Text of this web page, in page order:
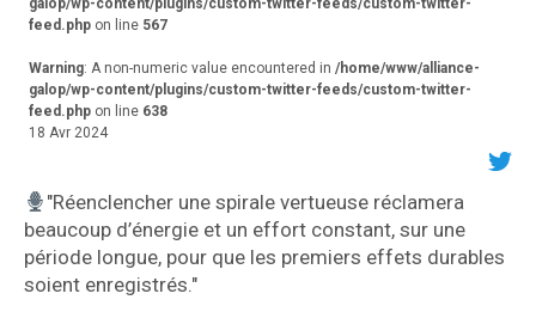
galop/wp-content/plugins/custom-twitter-feeds/custom-twitter-
feed.php on line 567
Warning: A non-numeric value encountered in /home/www/alliance-
galop/wp-content/plugins/custom-twitter-feeds/custom-twitter-
feed.php on line 638
18 Avr 2024
"Réenclencher une spirale vertueuse réclamera
beaucoup d’énergie et un effort constant, sur une
période longue, pour que les premiers effets durables
soient enregistrés."